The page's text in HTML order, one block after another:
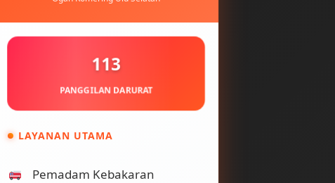
113
PANGGILAN DARURAT
LAYANAN UTAMA
Pemadam Kebakaran